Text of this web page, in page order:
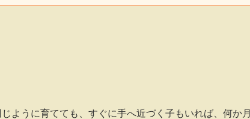
ように育てても、すぐに手へ近づく子もいれば、何か月